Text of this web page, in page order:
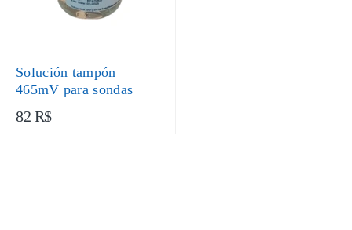
Solución tampón
465mV para sondas
82 R$